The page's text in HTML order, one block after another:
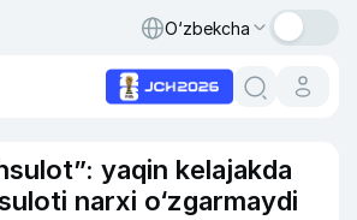
O‘zbekcha
yaqin kelajakda
narxi o‘zgarmaydi